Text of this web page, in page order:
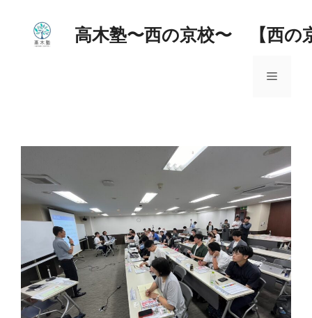
高木塾〜西の京校〜 【西の
メ
ー